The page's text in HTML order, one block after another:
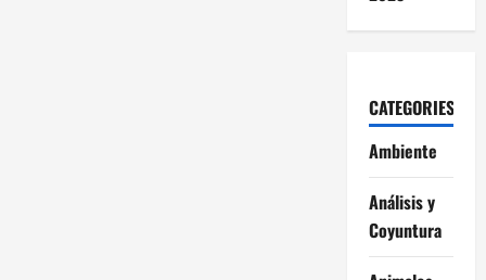
CATEGORIES
Ambiente
Análisis y
Coyuntura